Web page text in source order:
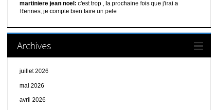
martiniere jean noel: c'est trop , la prochaine fois que j'irai a
Rennes, je compte bien faire un pele
Archives
juillet 2026
mai 2026
avril 2026